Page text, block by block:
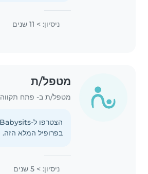
ניסיון: > 11 שנים
מטפל/ת
מטפל/ת ב- פתח תקווה
בפרופיל המלא הזה.
ניסיון: > 5 שנים